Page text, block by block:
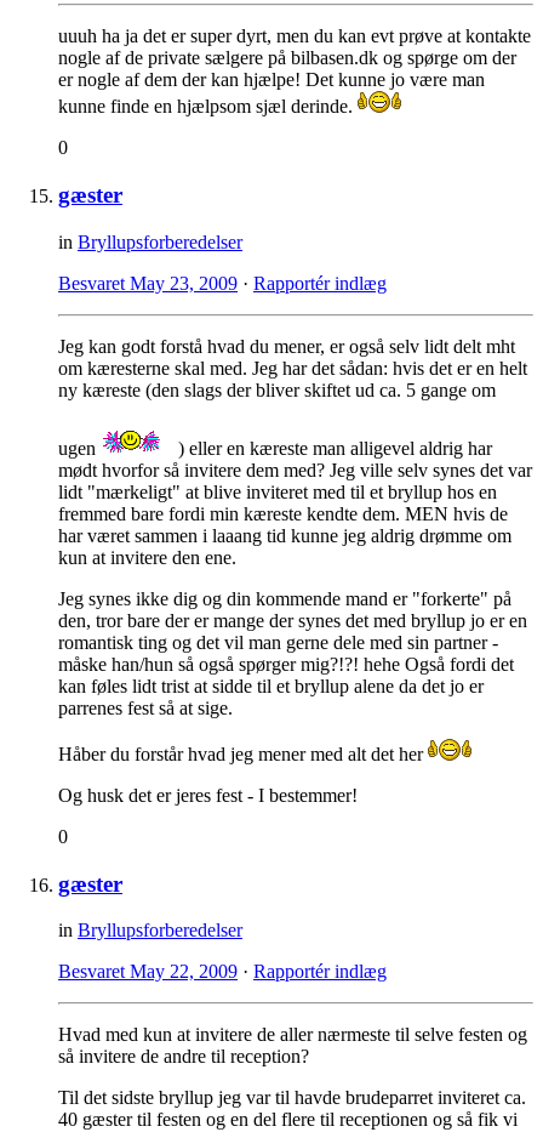
uuuh ha ja det er super dyrt, men du kan evt prøve at kontakte
nogle af de private sælgere på bilbasen.dk og spørge om der
er nogle af dem der kan hjælpe! Det kunne jo være man
kunne finde en hjælpsom sjæl derinde.
0
gæster
in Bryllupsforberedelser
Besvaret May 23, 2009 · Rapportér indlæg
Jeg kan godt forstå hvad du mener, er også selv lidt delt mht
om kæresterne skal med. Jeg har det sådan: hvis det er en helt
ny kæreste (den slags der bliver skiftet ud ca. 5 gange om
ugen
) eller en kæreste man alligevel aldrig har
mødt hvorfor så invitere dem med? Jeg ville selv synes det var
lidt "mærkeligt" at blive inviteret med til et bryllup hos en
fremmed bare fordi min kæreste kendte dem. MEN hvis de
har været sammen i laaang tid kunne jeg aldrig drømme om
kun at invitere den ene.
Jeg synes ikke dig og din kommende mand er "forkerte" på
den, tror bare der er mange der synes det med bryllup jo er en
romantisk ting og det vil man gerne dele med sin partner -
måske han/hun så også spørger mig?!?! hehe Også fordi det
kan føles lidt trist at sidde til et bryllup alene da det jo er
parrenes fest så at sige.
Håber du forstår hvad jeg mener med alt det her
Og husk det er jeres fest - I bestemmer!
0
gæster
in Bryllupsforberedelser
Besvaret May 22, 2009 · Rapportér indlæg
Hvad med kun at invitere de aller nærmeste til selve festen og
så invitere de andre til reception?
Til det sidste bryllup jeg var til havde brudeparret inviteret ca.
40 gæster til festen og en del flere til receptionen og så fik vi